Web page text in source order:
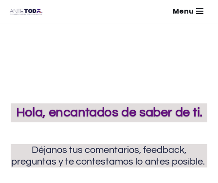
Menu
Hola, encantados de saber de ti.
Déjanos tus comentarios, feedback,
preguntas y te contestamos lo antes posible.